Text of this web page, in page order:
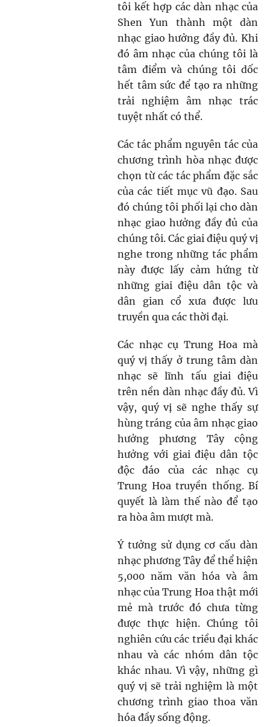
tôi kết hợp các dàn nhạc của
Shen Yun thành một dàn
nhạc giao hưởng đầy đủ. Khi
đó âm nhạc của chúng tôi là
tâm điểm và chúng tôi dốc
hết tâm sức để tạo ra những
trải nghiệm âm nhạc trác
tuyệt nhất có thể.
Các tác phẩm nguyên tác của
chương trình hòa nhạc được
chọn từ các tác phẩm đặc sắc
của các tiết mục vũ đạo. Sau
đó chúng tôi phối lại cho dàn
nhạc giao hưởng đầy đủ của
chúng tôi. Các giai điệu quý vị
nghe trong những tác phẩm
này được lấy cảm hứng từ
những giai điệu dân tộc và
dân gian cổ xưa được lưu
truyền qua các thời đại.
Các nhạc cụ Trung Hoa mà
quý vị thấy ở trung tâm dàn
nhạc sẽ lĩnh tấu giai điệu
trên nền dàn nhạc đầy đủ. Vì
vậy, quý vị sẽ nghe thấy sự
hùng tráng của âm nhạc giao
hưởng phương Tây cộng
hưởng với giai điệu dân tộc
độc đáo của các nhạc cụ
Trung Hoa truyền thống. Bí
quyết là làm thế nào để tạo
ra hòa âm mượt mà.
Ý tưởng sử dụng cơ cấu dàn
nhạc phương Tây để thể hiện
5,000 năm văn hóa và âm
nhạc của Trung Hoa thật mới
mẻ mà trước đó chưa từng
được thực hiện. Chúng tôi
nghiên cứu các triều đại khác
nhau và các nhóm dân tộc
khác nhau. Vì vậy, những gì
quý vị sẽ trải nghiệm là một
chương trình giao thoa văn
hóa đầy sống động.